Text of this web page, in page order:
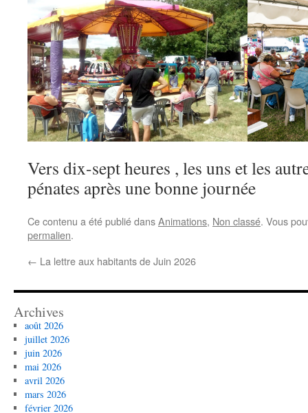
Vers dix-sept heures , les uns et les
pénates après une bonne journée
Ce contenu a été publié dansAnimations, Non classé. Vous
permalien.
← La lettre aux habitants de Juin 2026
Archives
août 2026
juillet 2026
juin 2026
mai 2026
avril 2026
mars 2026
février 2026